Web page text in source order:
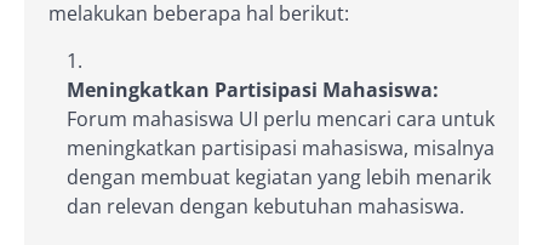
melakukan beberapa hal berikut:
Meningkatkan Partisipasi Mahasiswa:
Forum mahasiswa UI perlu mencari cara untuk
meningkatkan partisipasi mahasiswa, misalnya
dengan membuat kegiatan yang lebih menarik
dan relevan dengan kebutuhan mahasiswa.